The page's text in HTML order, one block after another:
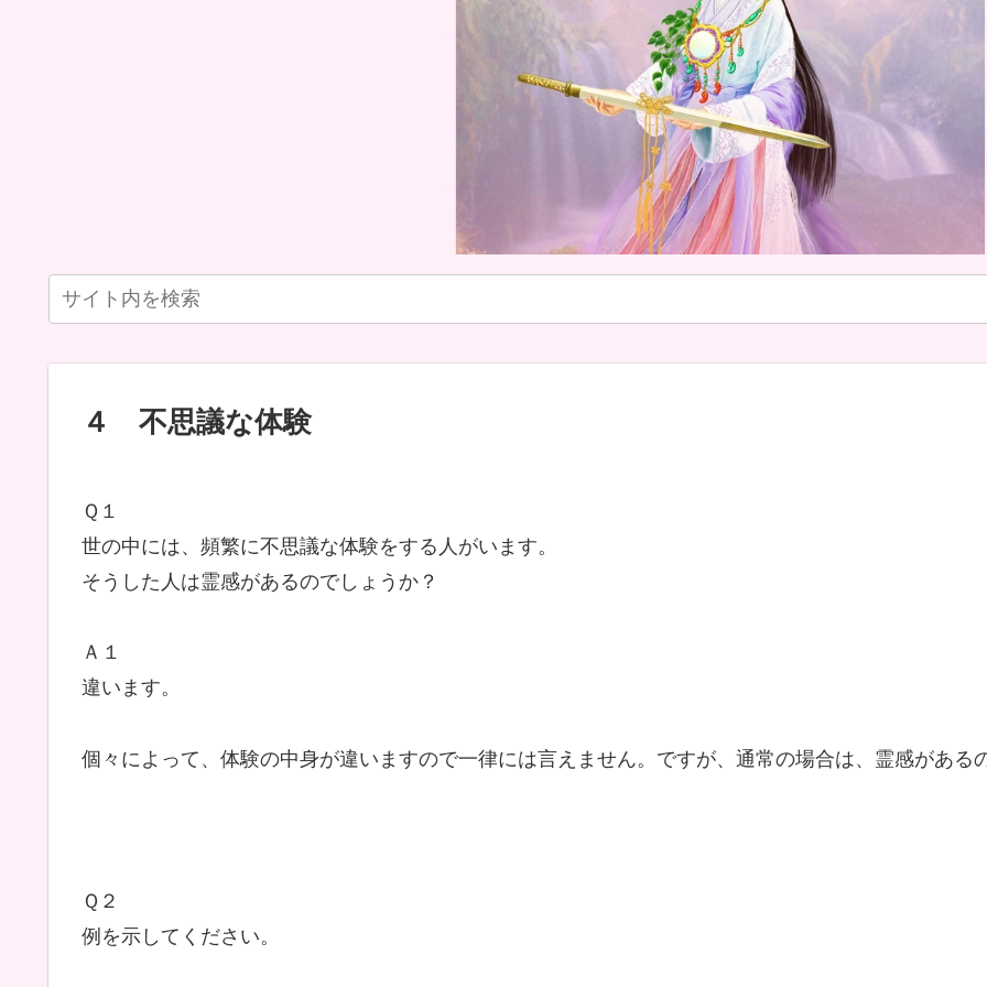
４ 不思議な体験
Ｑ１
世の中には、頻繁に不思議な体験をする人がいます。
そうした人は霊感があるのでしょうか？
Ａ１
違います。
個々によって、体験の中身が違いますので一律には言えません。ですが、通常の場合は、霊感があ
Ｑ２
例を示してください。